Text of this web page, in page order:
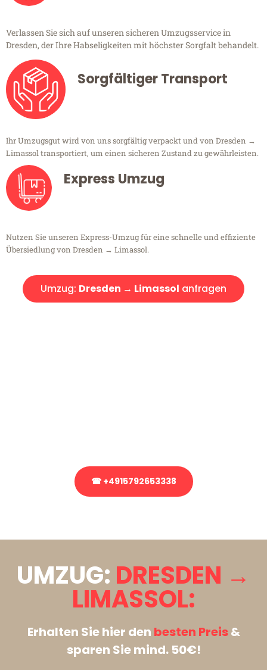
Verlassen Sie sich auf unseren sicheren Umzugsservice in
Dresden, der Ihre Habseligkeiten mit höchster Sorgfalt behandelt.
Sorgfältiger Transport
Ihr Umzugsgut wird von uns sorgfältig verpackt und von Dresden →
Limassol transportiert, um einen sicheren Zustand zu gewährleisten.
Express Umzug
Nutzen Sie unseren Express-Umzug für eine schnelle und effiziente
Übersiedlung von Dresden → Limassol.
Umzug: Dresden → Limassol anfragen
☎ +4915792653338
UMZUG: DRESDEN →
LIMASSOL:
Erhalten Sie hier den besten Preis&
sparen Sie mind. 50€!